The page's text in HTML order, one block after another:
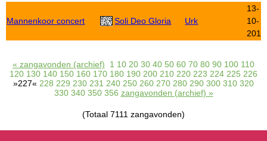
Mannenkoor concert Soli Deo Gloria Urk
13-
10-
2012
« zangavonden (archief) 1 10 20 30 40 50 60 70 80 90 100 110
120 130 140 150 160 170 180 190 200 210 220 223 224 225 226
»227« 228 229 230 231 240 250 260 270 280 290 300 310 320
330 340 350 356 zangavonden (archief) »
(Totaal 7111 zangavonden)